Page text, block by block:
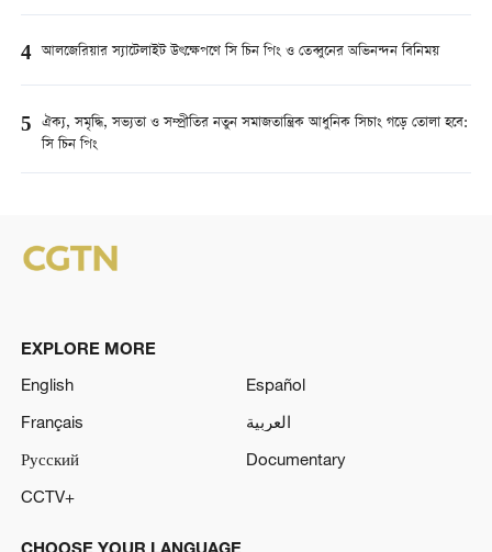
4 আলজেরিয়ার স্যাটেলাইট উৎক্ষেপণে সি চিন পিং ও তেব্বুনের অভিনন্দন বিনিময়
5 ঐক্য, সমৃদ্ধি, সভ্যতা ও সম্প্রীতির নতুন সমাজতান্ত্রিক আধুনিক সিচাং গড়ে তোলা হবে:
সি চিন পিং
EXPLORE MORE
English
Español
Français
العربية
Русский
Documentary
CCTV+
CHOOSE YOUR LANGUAGE